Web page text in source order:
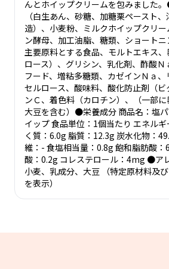
んとホイップクリームを包みました
（白生あん、砂糖、加糖栗ペースト
造）、小麦粉、ミルクホイップクリ
ン酵母、加工油脂、糖類、ショート
主要原料とする食品、モルトエキス
ロース）、グリシン、乳化剤、酢酸Ｎ
フード、増粘多糖類、カゼインＮａ、
セルロース、酸味料、酸化防止剤（
ンＣ、着色料（カロチン）、（一部に
大豆を含む）●栄養成分 商品名：塩
イップ 食品単位：1個当たり エネル
く質：6.0g 脂質：12.3g 炭水化物：
維：- 食塩相当量：0.8g 飽和脂肪酸：
酸：0.2g コレステロール：4mg ●ア
小麦、乳成分、大豆 （特定原材料及
を表示）